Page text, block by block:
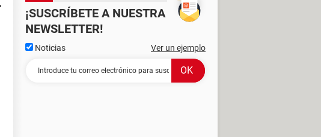
¡SUSCRÍBETE A NUESTRA
NEWSLETTER!
Noticias Ver un ejemplo